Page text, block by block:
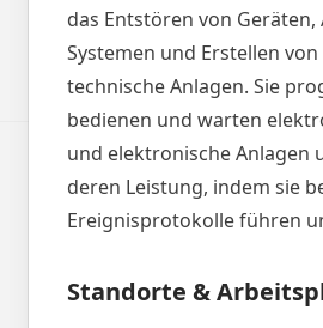
das Entstören von Geräten,
Systemen und Erstellen
technische Anlagen. Sie
bedienen und warten
und elektronische Anlagen
deren Leistung, indem sie
Ereignisprotokolle führen
Standorte &